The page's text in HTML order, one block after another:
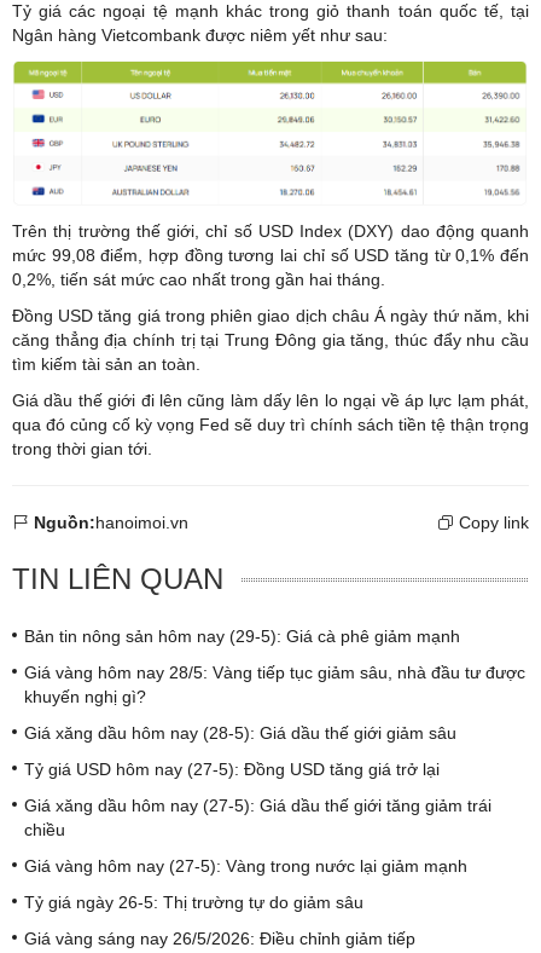
Tỷ giá các ngoại tệ mạnh khác trong giỏ thanh toán quốc tế, tại
Ngân hàng Vietcombank được niêm yết như sau:
Trên thị trường thế giới, chỉ số USD Index (DXY) dao động quanh
mức 99,08 điểm, hợp đồng tương lai chỉ số USD tăng từ 0,1% đến
0,2%, tiến sát mức cao nhất trong gần hai tháng.
Đồng USD tăng giá trong phiên giao dịch châu Á ngày thứ năm, khi
căng thẳng địa chính trị tại Trung Đông gia tăng, thúc đẩy nhu cầu
tìm kiếm tài sản an toàn.
Giá dầu thế giới đi lên cũng làm dấy lên lo ngại về áp lực lạm phát,
qua đó củng cố kỳ vọng Fed sẽ duy trì chính sách tiền tệ thận trọng
trong thời gian tới.
Nguồn:hanoimoi.vn Copy link
TIN LIÊN QUAN
Bản tin nông sản hôm nay (29-5): Giá cà phê giảm mạnh
Giá vàng hôm nay 28/5: Vàng tiếp tục giảm sâu, nhà đầu tư được
khuyến nghị gì?
Giá xăng dầu hôm nay (28-5): Giá dầu thế giới giảm sâu
Tỷ giá USD hôm nay (27-5): Đồng USD tăng giá trở lại
Giá xăng dầu hôm nay (27-5): Giá dầu thế giới tăng giảm trái
chiều
Giá vàng hôm nay (27-5): Vàng trong nước lại giảm mạnh
Tỷ giá ngày 26-5: Thị trường tự do giảm sâu
Giá vàng sáng nay 26/5/2026: Điều chỉnh giảm tiếp